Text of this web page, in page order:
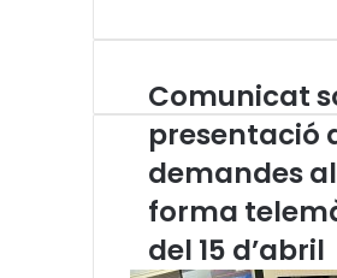
s
p
g
m
a
A
l
g
r
m
a
e
v
a
m
a
i
i
t
C
o
m
u
i
c
a
Comunicat
presentació
demandes
forma
del 15 d’abril